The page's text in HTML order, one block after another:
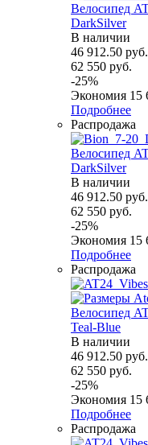
Велосипед
DarkSilver
В наличии
46 912.50 руб.
62 550 руб.
-25%
Экономия 15
Подробнее
Распродажа
Велосипед
DarkSilver
В наличии
46 912.50 руб.
62 550 руб.
-25%
Экономия 15
Подробнее
Распродажа
Велосипед
Teal-Blue
В наличии
46 912.50 руб.
62 550 руб.
-25%
Экономия 15
Подробнее
Распродажа